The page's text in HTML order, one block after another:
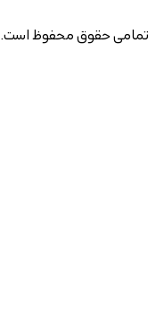
تمامی حقوق محفوظ است.